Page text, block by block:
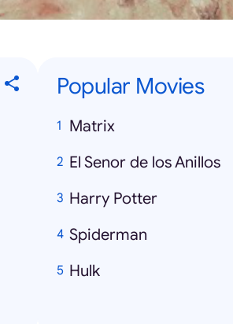
Popular Movies
Matrix
El Senor de los Anillos
Harry Potter
Spiderman
Hulk